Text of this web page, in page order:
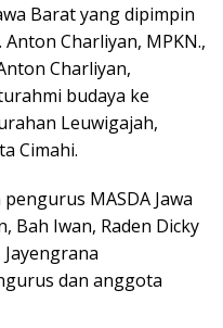
Barat yang dipimpin
Charliyan, MPKN.,
Charliyan,
budaya ke
Leuwigajah,
Cimahi.
MASDA Jawa
Bah Iwan, Raden Dicky
dan anggota